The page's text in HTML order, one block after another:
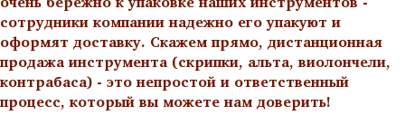
сотрудники компании надежно его упакуют и
оформят доставку. Скажем прямо, дистанционная
продажа инструмента (скрипки, альта, виолончели,
контрабаса) - это непростой и ответственный
процесс, который вы можете нам доверить!